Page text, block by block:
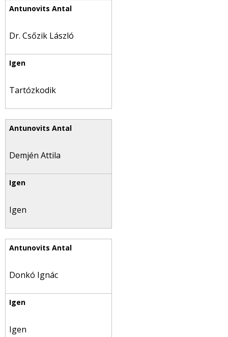
Dr. Csőzik László
Tartózkodik
Demjén Attila
Igen
Donkó Ignác
Igen